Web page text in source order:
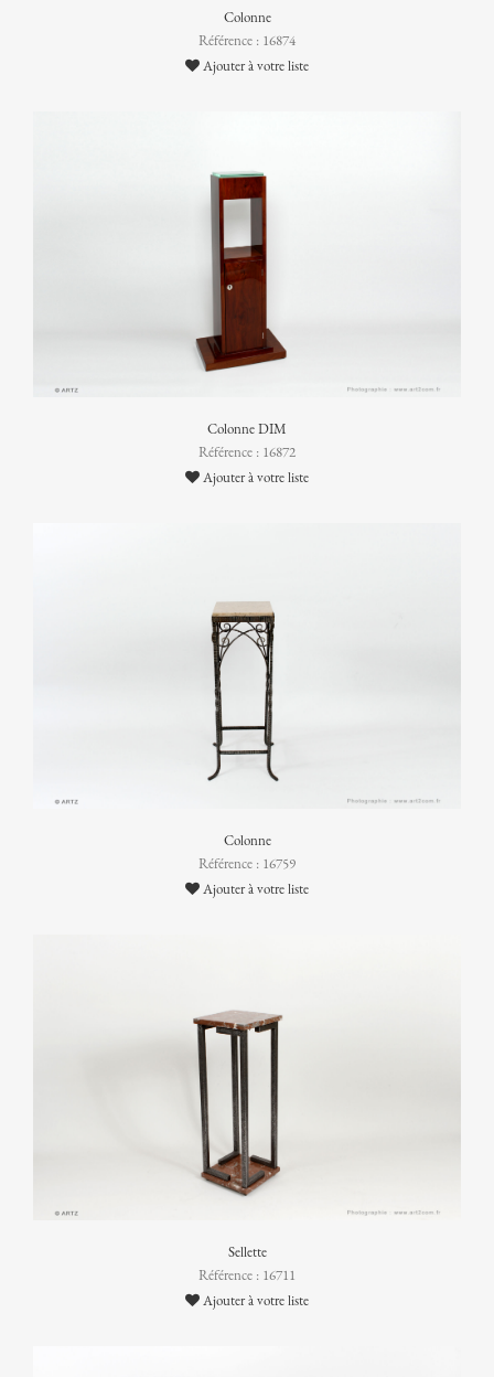
Colonne
Référence : 16874
Ajouter à votre liste
Colonne DIM
Référence : 16872
Ajouter à votre liste
Colonne
Référence : 16759
Ajouter à votre liste
Sellette
Référence : 16711
Ajouter à votre liste